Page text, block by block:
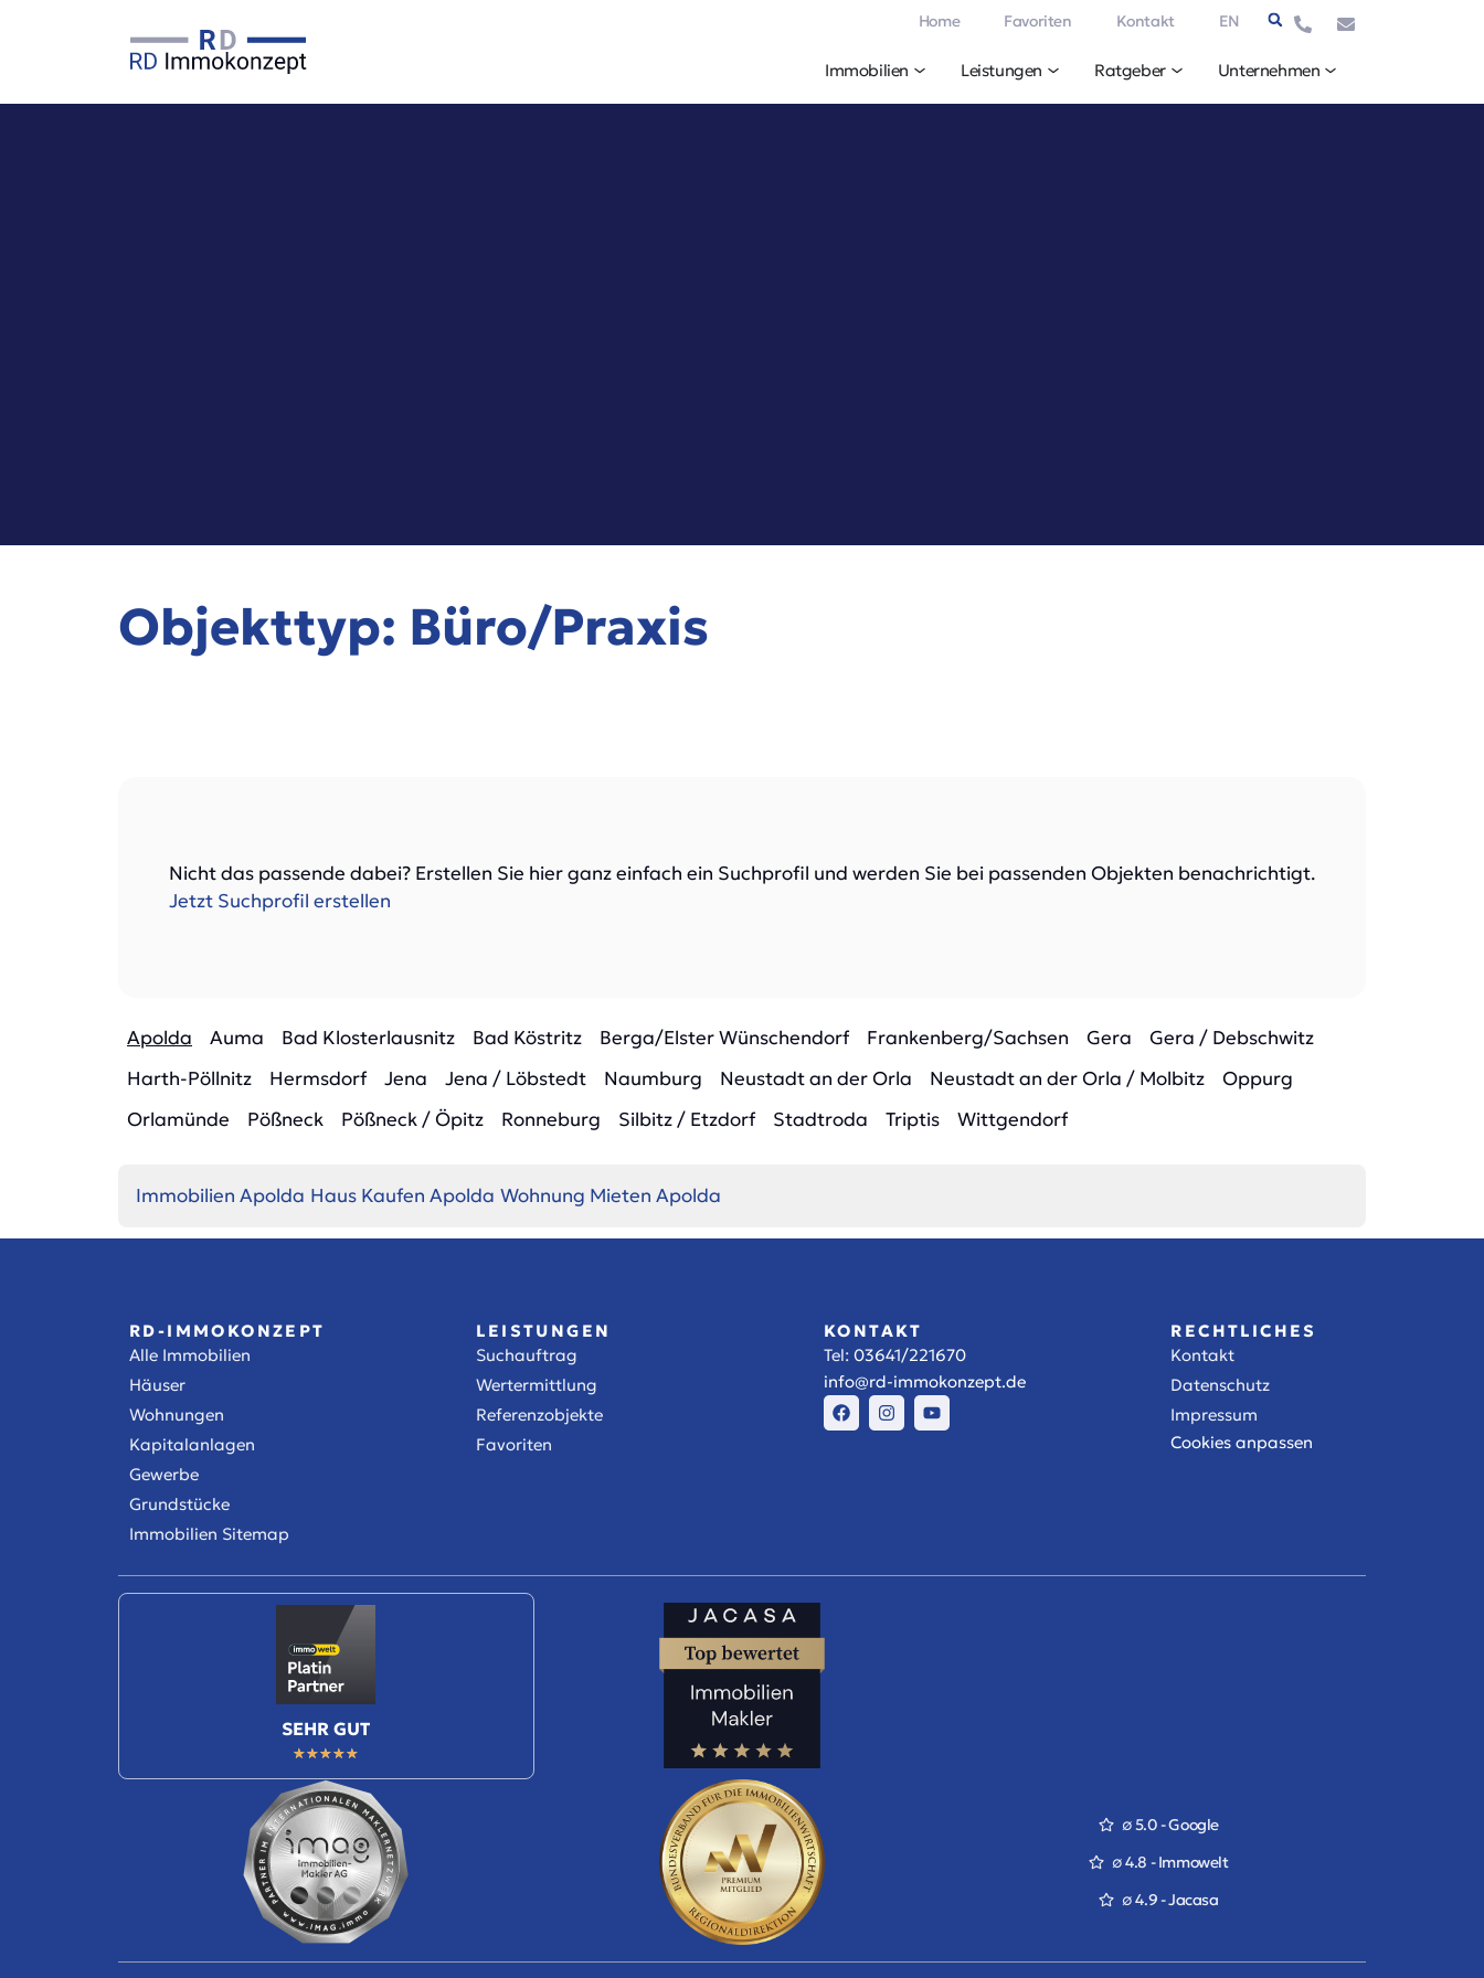
Home Favoriten Kontakt EN
Immobilien Leistungen Ratgeber Unternehmen
Objekttyp: Büro/Praxis
Nicht das passende dabei? Erstellen Sie hier ganz einfach ein Suchprofil und werden Sie bei passenden Objekten benachrichtigt.
Jetzt Suchprofil erstellen
Apolda Auma Bad Klosterlausnitz Bad Köstritz Berga/Elster Wünschendorf Frankenberg/Sachsen Gera
Gera / Debschwitz
Harth-Pöllnitz
Hermsdorf Jena Jena / Löbstedt Naumburg Neustadt an der Orla Neustadt an der Orla / Molbitz
Oppurg
Orlamünde
Pößneck Pößneck / Öpitz Ronneburg Silbitz / Etzdorf Stadtroda Triptis Wittgendorf
Immobilien Apolda Haus Kaufen Apolda Wohnung Mieten Apolda
RD-IMMOKONZEPT
Alle Immobilien
Häuser
Wohnungen
Kapitalanlagen
Gewerbe
Grundstücke
Immobilien Sitemap
LEISTUNGEN
Suchauftrag
Wertermittlung
Referenzobjekte
Favoriten
KONTAKT
Tel: 03641/221670
info@rd-immokonzept.de
RECHTLICHES
Kontakt
Datenschutz
Impressum
Cookies anpassen
SEHR GUT
★★★★★
∅ 5.0 - Google
∅ 4.8 - Immowelt
∅ 4.9 - Jacasa